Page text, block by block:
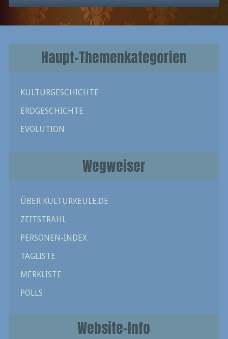
Haupt-Themenkategorien
KULTURGESCHICHTE
ERDGESCHICHTE
EVOLUTION
Wegweiser
ÜBER KULTURKEULE.DE
ZEITSTRAHL
PERSONEN-INDEX
TAGLISTE
MERKLISTE
POLLS
Website-Info